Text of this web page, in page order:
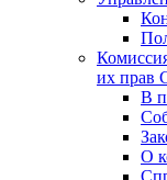
их прав
В
О